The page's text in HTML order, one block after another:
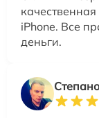
iPhone. Все
деньги.